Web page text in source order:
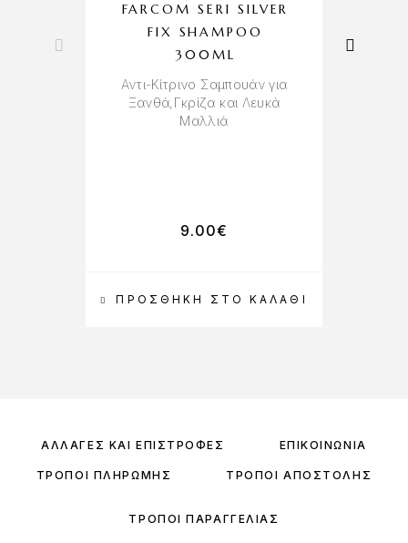
ΠΡΟΣΘΉΚΗ ΣΤΟ ΚΑΛΆΘΙ
FARCOM SERI SILVER
FIX SHAMPOO
300ML
Αντι-Κίτρινο Σαμπουάν για
Ξανθά,Γκρίζα και Λευκά
Μαλλιά
9.00€
ΑΛΛΑΓΈΣ ΚΑΙ ΕΠΙΣΤΡΟΦΈΣ ΕΠΙΚΟΙΝΩΝΊΑ
ΤΡΌΠΟΙ ΠΛΗΡΩΜΉΣ ΤΡΌΠΟΙ ΑΠΟΣΤΟΛΉΣ
ΤΡΌΠΟΙ ΠΑΡΑΓΓΕΛΊΑΣ